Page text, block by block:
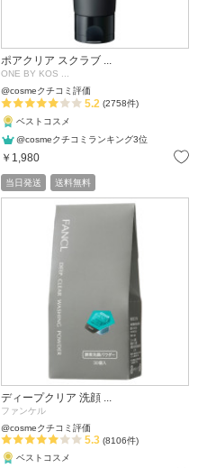
お気に入り
ポアクリア スクラブ ...
ONE BY KOS ...
@cosmeクチコミ評価
5.2 (2758件)
ベストコスメ
@cosmeクチコミランキング3位
￥1,980
当日発送 送料無料
ディープクリア 洗顔 ...
ファンケル
@cosmeクチコミ評価
5.3 (8106件)
ベストコスメ